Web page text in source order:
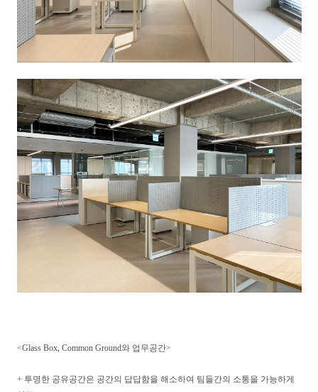
<Glass Box, Common Ground와 업무공간>
+ 투명한 공유공간은 공간의 답답함을 해소하여 팀들간의 소통을 가능하게